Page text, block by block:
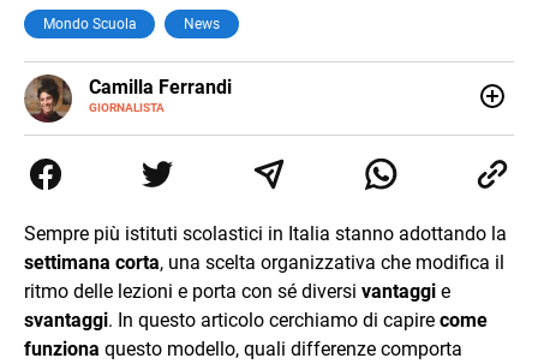
Mondo Scuola News
Camilla Ferrandi
GIORNALISTA
E-
MAIL
LINKEDIN
di trasformare la passione per la scrittura in un lavoro, e
da lì non mi sono più fermata. L’attualità è il mio pane
mente.
Sempre più istituti scolastici in Italia stanno adottando la
settimana corta, una scelta organizzativa che modifica il
ritmo delle lezioni e porta con sé diversi vantaggi e
svantaggi. In questo articolo cerchiamo di capire come
funziona questo modello, quali differenze comporta